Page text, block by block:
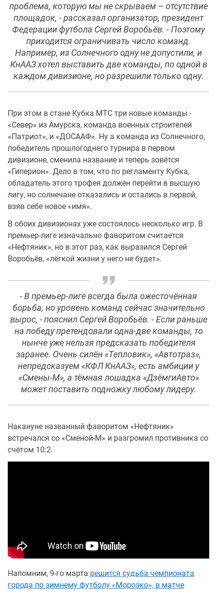
проблема, которую мы не скрываем – отсутствие
площадок, - рассказал организатор, президент
Федерации футбола Сергей Воробьёв. - Поэтому
приходится ограничивать число команд.
Например, из Солнечного одну не допустили, и
КнААЗ хотел выставить две команды, по одной в
каждом дивизионе, но разрешили только одну.
При этом в стане Кубка МТС три новые команды -
«Север» из Амурска, команда военных строителей
«Патриот», и «ДОСААФ». Ну а команда из Солнечного,
победитель прошлогоднего турнира в первом
дивизионе, сменила название и теперь зовётся
«Гиперион». Дело в том, что по регламенту Кубка,
обладатель этого трофея должен перейти в высшую
лигу, но солнечане отказались и остались в первой,
взяв себе новое «имя».
В обоих дивизионах уже состоялось несколько игр. В
премьер-лиге изначально фаворитом считается
«Нефтяник», но в этот раз, как выразился Сергей
Воробьёв, «лёгкой жизни у него не будет».
- В премьер-лиге всегда была ожесточённая
борьба, но уровень команд сейчас значительно
вырос, - пояснил Сергей Воробьёв. - Если раньше
на победу претендовали одна-две команды, то
нынче уже нельзя предсказать победителя
заранее. Очень силён «Тепловик», «Автотраз»,
непредсказуем «КФЛ КнААЗ», есть амбиции у
«Смены-М», а тёмная лошадка «ДзёмгиАвто»
может поставить подножку любому лидеру.
Накануне названный фаворитом «Нефтяник»
встречался со «Сменой-М» и разгромил противника со
счётом 10:2.
Напомним, 9-го марта решится судьба чемпионата
города по зимнему футболу «Морозко», в матче